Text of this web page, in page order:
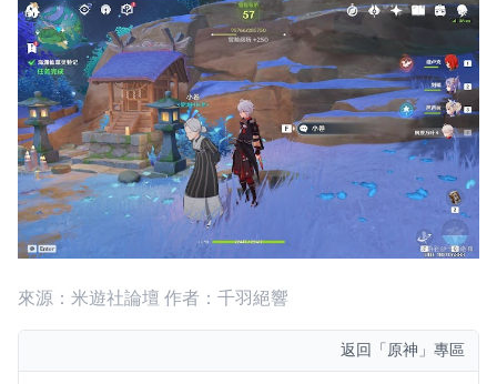
來源：米遊社論壇 作者：千羽絕響
返回 「原神」專區